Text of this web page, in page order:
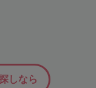
しなら